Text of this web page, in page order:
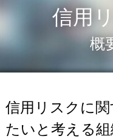
信用
概
信用リスクに
たいと考える